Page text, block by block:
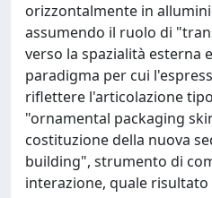
orizzontalmente in
assumendo il ruolo di
verso la spazialità esterna
paradigma per cui
riflettere l'articolazione
"ornamental packaging
costituzione della nuova
building", strumento di
interazione, quale